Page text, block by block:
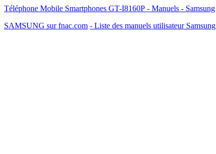
Téléphone Mobile Smartphones GT-I8160P - Manuels - Samsung
SAMSUNG sur fnac.com - Liste des manuels utilisateur Samsung